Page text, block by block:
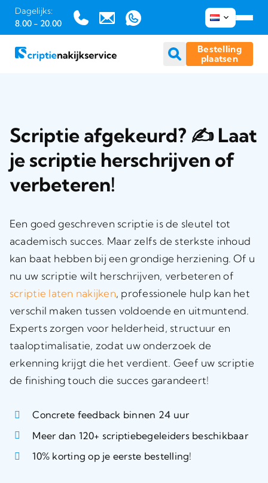
Dagelijks:
8.00 - 20.00
Bestelling
plaatsen
Scriptie afgekeurd? ✍️ Laat
je scriptie herschrijven of
verbeteren!
Een goed geschreven scriptie is de sleutel tot
academisch succes. Maar zelfs de sterkste inhoud
kan baat hebben bij een grondige herziening. Of u
nu uw scriptie wilt herschrijven, verbeteren of
scriptie laten nakijken, professionele hulp kan het
verschil maken tussen voldoende en uitmuntend.
Experts zorgen voor helderheid, structuur en
taaloptimalisatie, zodat uw onderzoek de
erkenning krijgt die het verdient. Geef uw scriptie
de finishing touch die succes garandeert!
Concrete feedback binnen 24 uur
Meer dan 120+ scriptiebegeleiders beschikbaar
10% korting op je eerste bestelling!